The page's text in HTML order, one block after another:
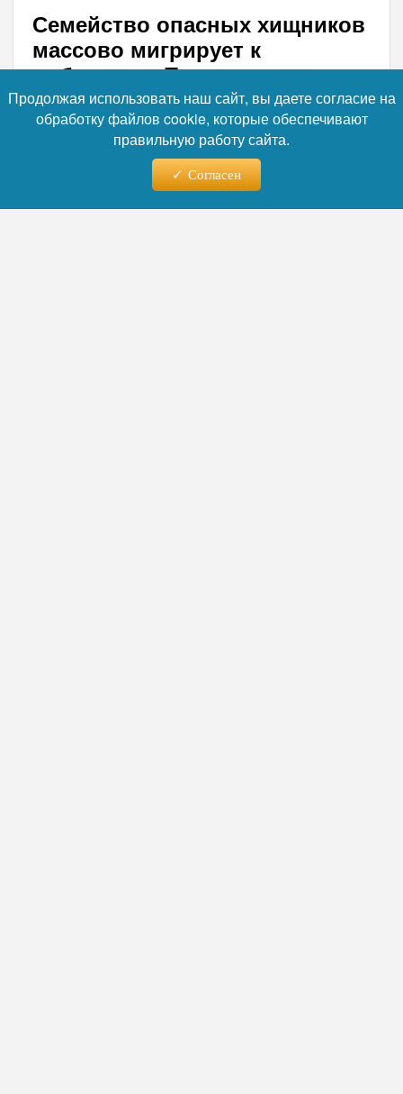
Семейство опасных хищников
массово мигрирует к
побережью Приморья этим
летом
В акватории Приморского края
зафиксирован очередной случай появления
морских хищников вблизи мест массового
Продолжая использовать наш сайт, вы даете согласие на
обработку файлов cookie, которые обеспечивают
правильную работу сайта.
Согласен